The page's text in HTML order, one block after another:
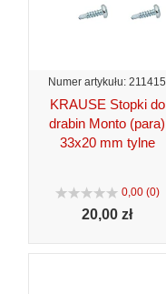
Numer artykułu: 211415
KRAUSE Stopki do
drabin Monto (para)
33x20 mm tylne
0,00 (0)
20,00 zł